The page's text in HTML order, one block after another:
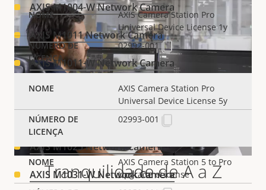
Tranquilidade de A a Z
AXIS M1004-W Network Camera
AXIS M1011 Network Camera
AXIS M1011-W Network Camera
AXIS M1013 Network Camera
AXIS M1014 Network Camera
AXIS M1025 Network Camera
AXIS M1031-W Network Camera
AXIS Camera Station Pro
Universal Device License 1y
02992-001
AXIS Camera Station Pro
Universal Device License 5y
02993-001
AXIS Camera Station 5 to Pro
Upgrade eLicense